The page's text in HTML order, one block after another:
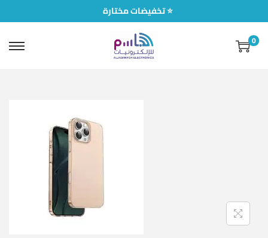
تخفيضات مختارة ⭐
0